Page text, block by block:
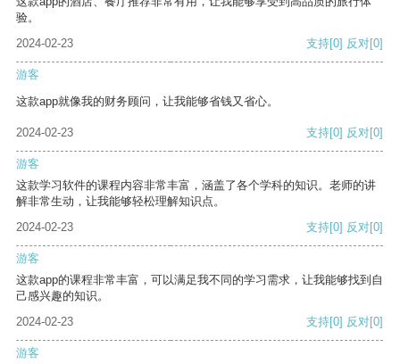
验。
2024-02-23
支持[0] 反对[0]
游客
这款app就像我的财务顾问，让我能够省钱又省心。
2024-02-23 支持[0] 反对[0]
游客
这款学习软件的课程内容非常丰富，涵盖了各个学科的知识。老师的讲
解非常生动，让我能够轻松理解知识点。
2024-02-23
支持[0] 反对[0]
游客
这款app的课程非常丰富，可以满足我不同的学习需求，让我能够找到自
己感兴趣的知识。
2024-02-23
支持[0] 反对[0]
游客